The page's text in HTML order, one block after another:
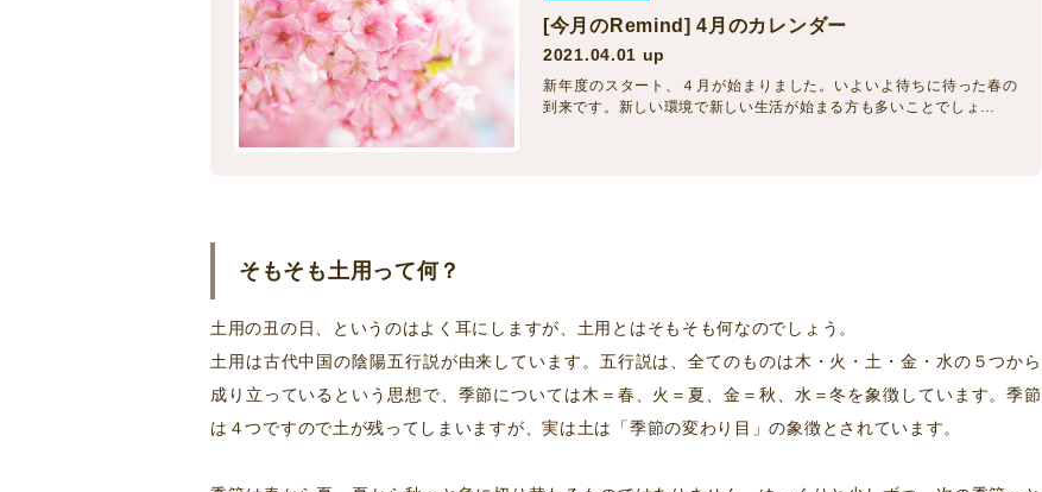
[今月のRemind] 4月のカレンダー
2021.04.01 up
新年度のスタート、４月が始まりました。いよいよ待ちに待った春の
到来です。新しい環境で新しい生活が始まる方も多いことでしょ…
そもそも土用って何？
土用の丑の日、というのはよく耳にしますが、土用とはそもそも何なのでしょう。
土用は古代中国の陰陽五行説が由来しています。五行説は、全てのものは木・火・土・金・水の５つから
成り立っているという思想で、季節については木＝春、火＝夏、金＝秋、水＝冬を象徴しています。季節
は４つですので土が残ってしまいますが、実は土は「季節の変わり目」の象徴とされています。